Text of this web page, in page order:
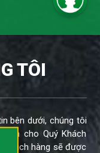
TÔI
bên dưới, chúng tôi
án cho Quý Khách
khách hàng sẽ được